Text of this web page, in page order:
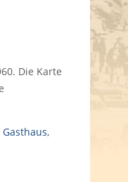
Die Karte
Gasthaus,